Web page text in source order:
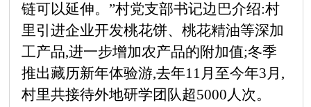
链可以延伸。”村党支部书记边巴介绍:村
里引进企业开发桃花饼、桃花精油等深加
工产品,进一步增加农产品的附加值;冬季
推出藏历新年体验游,去年11月至今年3月,
村里共接待外地研学团队超5000人次。